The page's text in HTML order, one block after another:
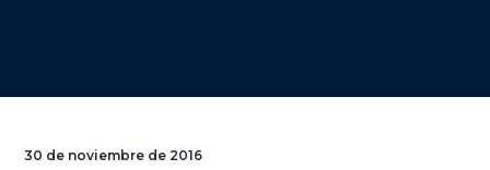
30 de noviembre de 2016